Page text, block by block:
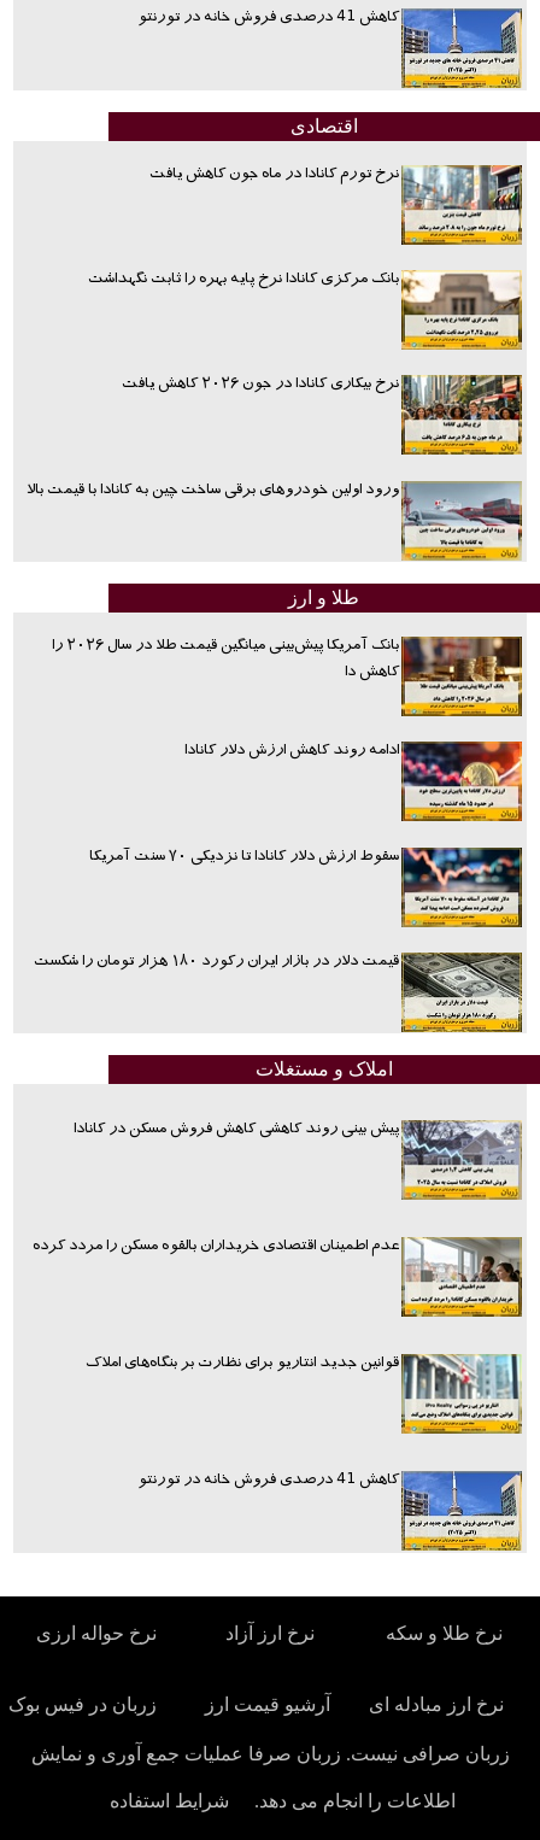
کاهش 41 درصدی فروش خانه در تورنتو
اقتصادی
نرخ تورم کانادا در ماه جون کاهش یافت
بانک مرکزی کانادا نرخ پایه بهره را ثابت نگهداشت
نرخ بیکاری کانادا در جون ۲۰۲۶ کاهش یافت
ورود اولین خودروهای برقی ساخت چین به کانادا با قیمت بالا
طلا و ارز
بانک آمریکا پیش‌بینی میانگین قیمت طلا در سال ۲۰۲۶ را
کاهش دا
ادامه روند کاهش ارزش دلار کانادا
سقوط ارزش دلار کانادا تا نزدیکی ۷۰ سنت آمریکا
قیمت دلار در بازار ایران رکورد ۱۸۰ هزار تومان را شکست
املاک و مستغلات
پیش بینی روند کاهشی کاهش فروش مسکن در کانادا
عدم اطمینان اقتصادی خریداران بالقوه مسکن را مردد کرده
قوانین جدید انتاریو برای نظارت بر بنگاه‌های املاک
کاهش 41 درصدی فروش خانه در تورنتو
نرخ طلا و سکه نرخ ارز آزاد نرخ حواله ارزی
نرخ ارز مبادله ای آرشیو قیمت ارز زربان در فیس بوک
زربان صرافی نیست. زربان صرفا عملیات جمع آوری و نمایش
اطلاعات را انجام می دهد. شرایط استفاده